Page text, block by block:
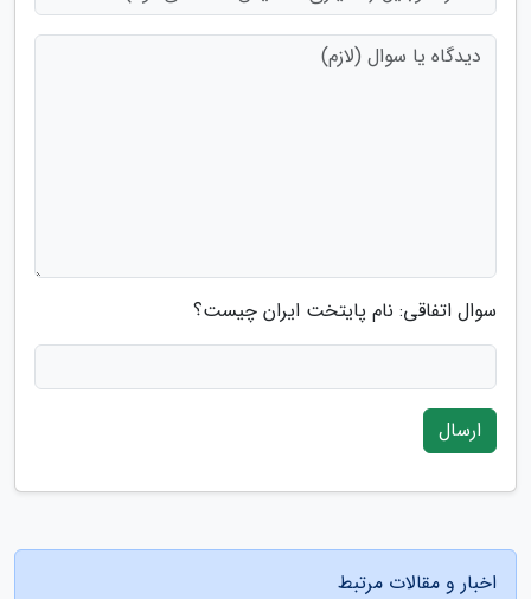
سوال اتفاقی: نام پایتخت ایران چیست؟
ارسال
اخبار و مقالات مرتبط